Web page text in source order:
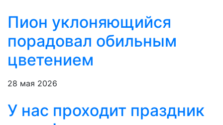
Пион уклоняющийся
порадовал обильным
цветением
28 мая 2026
У нас проходит праздник